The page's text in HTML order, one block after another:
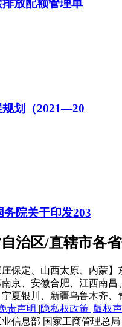
放配额管理单
规划（2021—20
务院关于印发203
治区/直辖市各
保定、山西太原、内蒙】
京、安徽合肥、江西南昌
夏银川、新疆乌鲁木齐、
责声明 |隐私权政策 |版权
信息部 国家工商管理总